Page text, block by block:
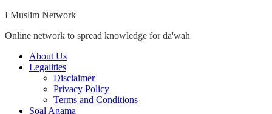
Skip
content
I Muslim Network
Online network to spread knowledge for da'wah
Close
Menu
About Us
Legalities
Disclaimer
Privacy Policy
Terms and Conditions
Soal Agama